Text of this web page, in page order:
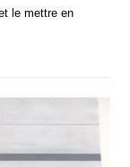
le mettre en